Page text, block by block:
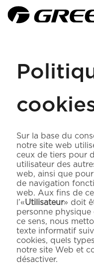
Sur la base du
notre site web
ceux de tiers pour
utilisateur des
web, ainsi que
de navigation
web. Aux fins de
l’«Utilisateur» doit
personne
ce sens, nous
texte informatif
cookies, quels
notre site Web et
désactiver.